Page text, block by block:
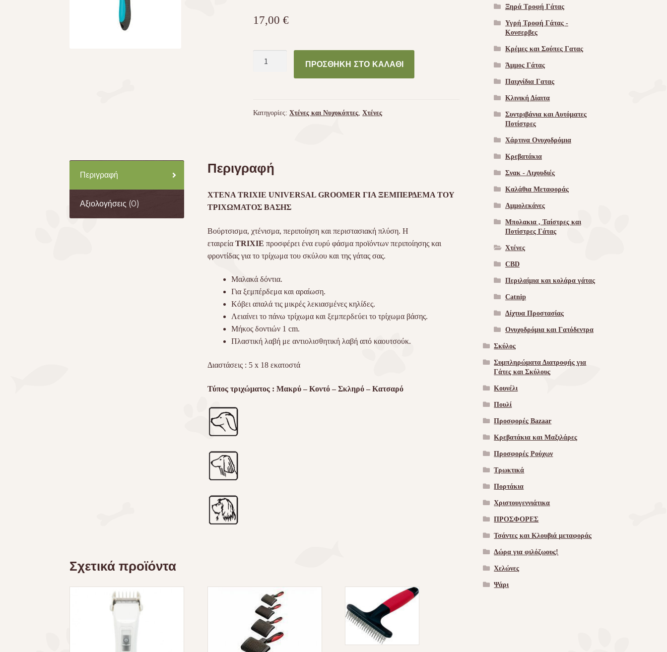
17,00€
18
ΠΡΟΣΘΉΚΗ ΣΤΟ ΚΑΛΆΘΙ
Κατηγορίες:Χτένες και Νυχοκόπτες ,Χτένες
Περιγραφή
Αξιολογήσεις (0)
Περιγραφή
ΧΤΕΝΑ TRIXIE UNIVERSAL GROOMER ΓΙΑ ΞΕΜΠΕΡΔΕΜΑ ΤΟΥ
ΤΡΙΧΩΜΑΤΟΣ ΒΑΣΗΣ
Βούρτσισμα, χτένισμα, περιποίηση και περιστασιακή πλύση. Η
εταιρεία TRIXIE προσφέρει ένα ευρύ φάσμα προϊόντων περιποίησης και
φροντίδας για το τρίχωμα του σκύλου και της γάτας σας.
Μαλακά δόντια.
Για ξεμπέρδεμα και αραίωση.
Κόβει απαλά τις μικρές λεκιασμένες κηλίδες.
Λειαίνει το πάνω τρίχωμα και ξεμπερδεύει το τρίχωμα βάσης.
Μήκος δοντιών 1 cm.
Πλαστική λαβή με αντιολισθητική λαβή από καουτσούκ.
Διαστάσεις : 5 x 18 εκατοστά
Τύπος τριχώματος : Μακρύ – Κοντό – Σκληρό – Κατσαρό
Σχετικά προϊόντα
Ξηρά Τροφή Γάτας
Υγρή Τροφή Γάτας -
Kονσερβες
Κρέμες και Σούπες Γατας
Άμμος Γάτας
Παιχνίδια Γατας
Κλινική Δίαιτα
Συντριβάνια και Αυτόματες
Ποτίστρες
Χάρτινα Ονυχοδρόμια
Κρεβατάκια
Σνακ - Λιχουδιές
Καλάθια Μεταφοράς
Αμμολεκάνες
Μπολακια , Ταίστρες και
Ποτίστρες Γάτας
Χτένες
CBD
Περιλαίμια και κολάρα γάτας
Catnip
Δίχτυα Προστασίας
Ονυχοδρόμια και Γατόδεντρα
Σκύλος
Συμπληρώματα Διατροφής για
Γάτες και Σκύλους
Κουνέλι
Πουλί
Προσφορές Bazaar
Κρεβατάκια και Μαξιλάρες
Προσφορές Ρούχων
Τρωκτικά
Πορτάκια
Χριστουγεννιάτικα
ΠΡΟΣΦΟΡΕΣ
Τσάντες και Κλουβιά μεταφοράς
Δώρα για φιλόζωους!
Χελώνες
Ψάρι